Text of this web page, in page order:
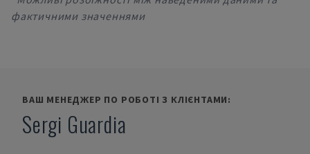
фактичними значеннями
ВАШ МЕНЕДЖЕР ПО РОБОТІ З КЛІЄНТАМИ:
Sergi Guardia